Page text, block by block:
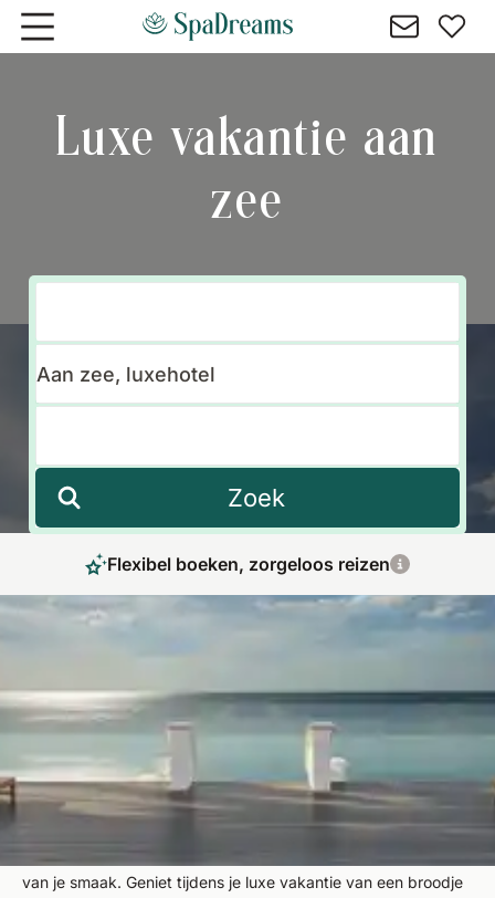
Naar hoofdinhoud gaan
Luxe vakantie aan
zee
Zoek
Flexibel boeken, zorgeloos reizen
droomstranden tijdens je luxe vakantie aan
zee
Luxe hotels aan zee hebben het wonderbaarlijke vermogen
om je mee te nemen naar een compleet nieuwe wereld. Elk
van onze luxe vakanties heeft zijn eigen charme en biedt je
wellness-, sport- of gezondheidsbehandelingen, afhankelijk
van je smaak. Geniet tijdens je luxe vakantie van een broodje